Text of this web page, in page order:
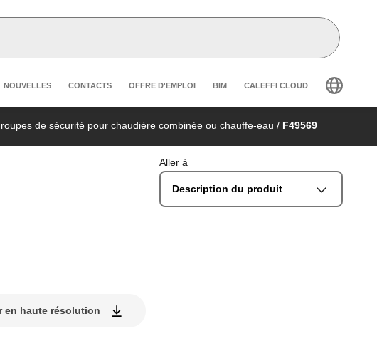
Header secondary navigation
NOUVELLES CONTACTS OFFRE D'EMPLOI BIM CALEFFI CLOUD
de sécurité pour chaudière combinée ou chauffe-eau / F49569
Aller à
Description du produit
en haute résolution